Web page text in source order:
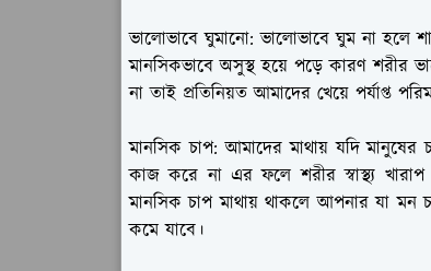
ভালোভাবে ঘুমানো: ভালোভাবে ঘুম না হলে
মানসিকভাবে অসুস্থ হয়ে পড়ে কারণ শরীর
না তাই প্রতিনিয়ত আমাদের খেয়ে পর্যাপ্ত
মানসিক চাপ: আমাদের মাথায় যদি
কাজ করে না এর ফলে শরীর স্বাস্থ্য
মানসিক চাপ মাথায় থাকলে আপনার যা মন
কমে যাবে।